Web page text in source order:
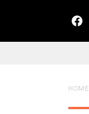
HOME